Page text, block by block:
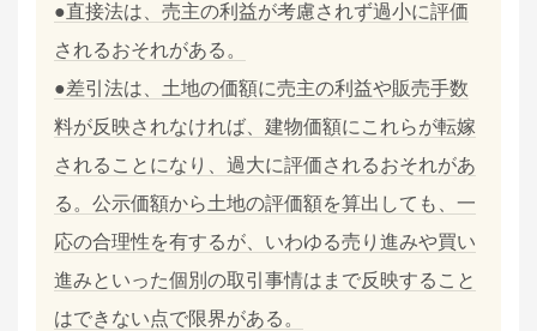
●直接法は、売主の利益が考慮されず過小に評価
されるおそれがある。
●差引法は、土地の価額に売主の利益や販売手数
料が反映されなければ、建物価額にこれらが転嫁
されることになり、過大に評価されるおそれがあ
る。公示価額から土地の評価額を算出しても、一
応の合理性を有するが、いわゆる売り進みや買い
進みといった個別の取引事情はまで反映すること
はできない点で限界がある。